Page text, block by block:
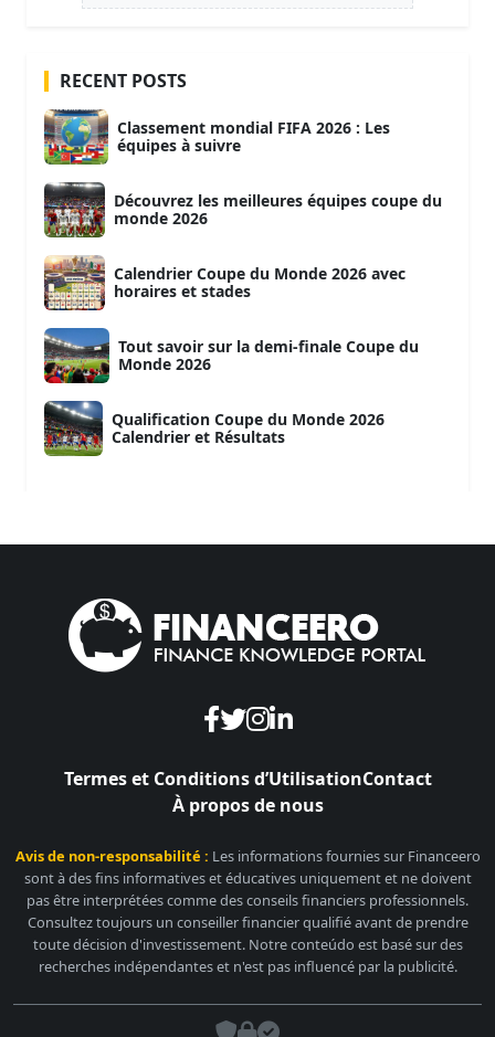
RECENT POSTS
Classement mondial FIFA 2026 : Les
équipes à suivre
Découvrez les meilleures équipes coupe du
monde 2026
Calendrier Coupe du Monde 2026 avec
horaires et stades
Tout savoir sur la demi-finale Coupe du
Monde 2026
Qualification Coupe du Monde 2026
Calendrier et Résultats
Termes et Conditions d’UtilisationContact
À propos de nous
Avis de non-responsabilité : Les informations fournies sur Financeero
sont à des fins informatives et éducatives uniquement et ne doivent
pas être interprétées comme des conseils financiers professionnels.
Consultez toujours un conseiller financier qualifié avant de prendre
toute décision d'investissement. Notre conteúdo est basé sur des
recherches indépendantes et n'est pas influencé par la publicité.